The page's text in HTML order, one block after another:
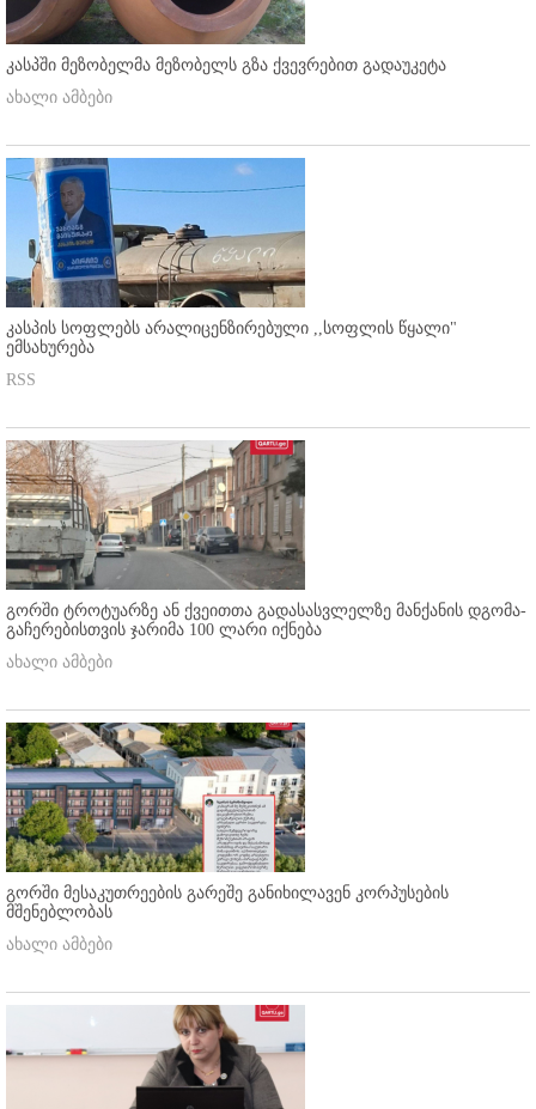
კასპში მეზობელმა მეზობელს გზა ქვევრებით გადაუკეტა
ახალი ამბები
კასპის სოფლებს არალიცენზირებული ,,სოფლის წყალი"
ემსახურება
RSS
გორში ტროტუარზე ან ქვეითთა გადასასვლელზე მანქანის დგომა-
გაჩერებისთვის ჯარიმა 100 ლარი იქნება
ახალი ამბები
გორში მესაკუთრეების გარეშე განიხილავენ კორპუსების
მშენებლობას
ახალი ამბები